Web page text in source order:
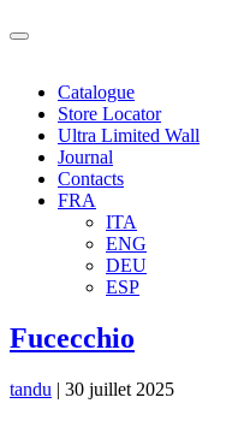
Catalogue
Store Locator
Ultra Limited Wall
Journal
Contacts
FRA
ITA
ENG
DEU
ESP
Fucecchio
tandu | 30 juillet 2025